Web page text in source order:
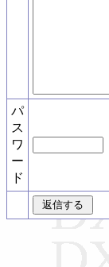
パ
ス
ワ
ー
ド